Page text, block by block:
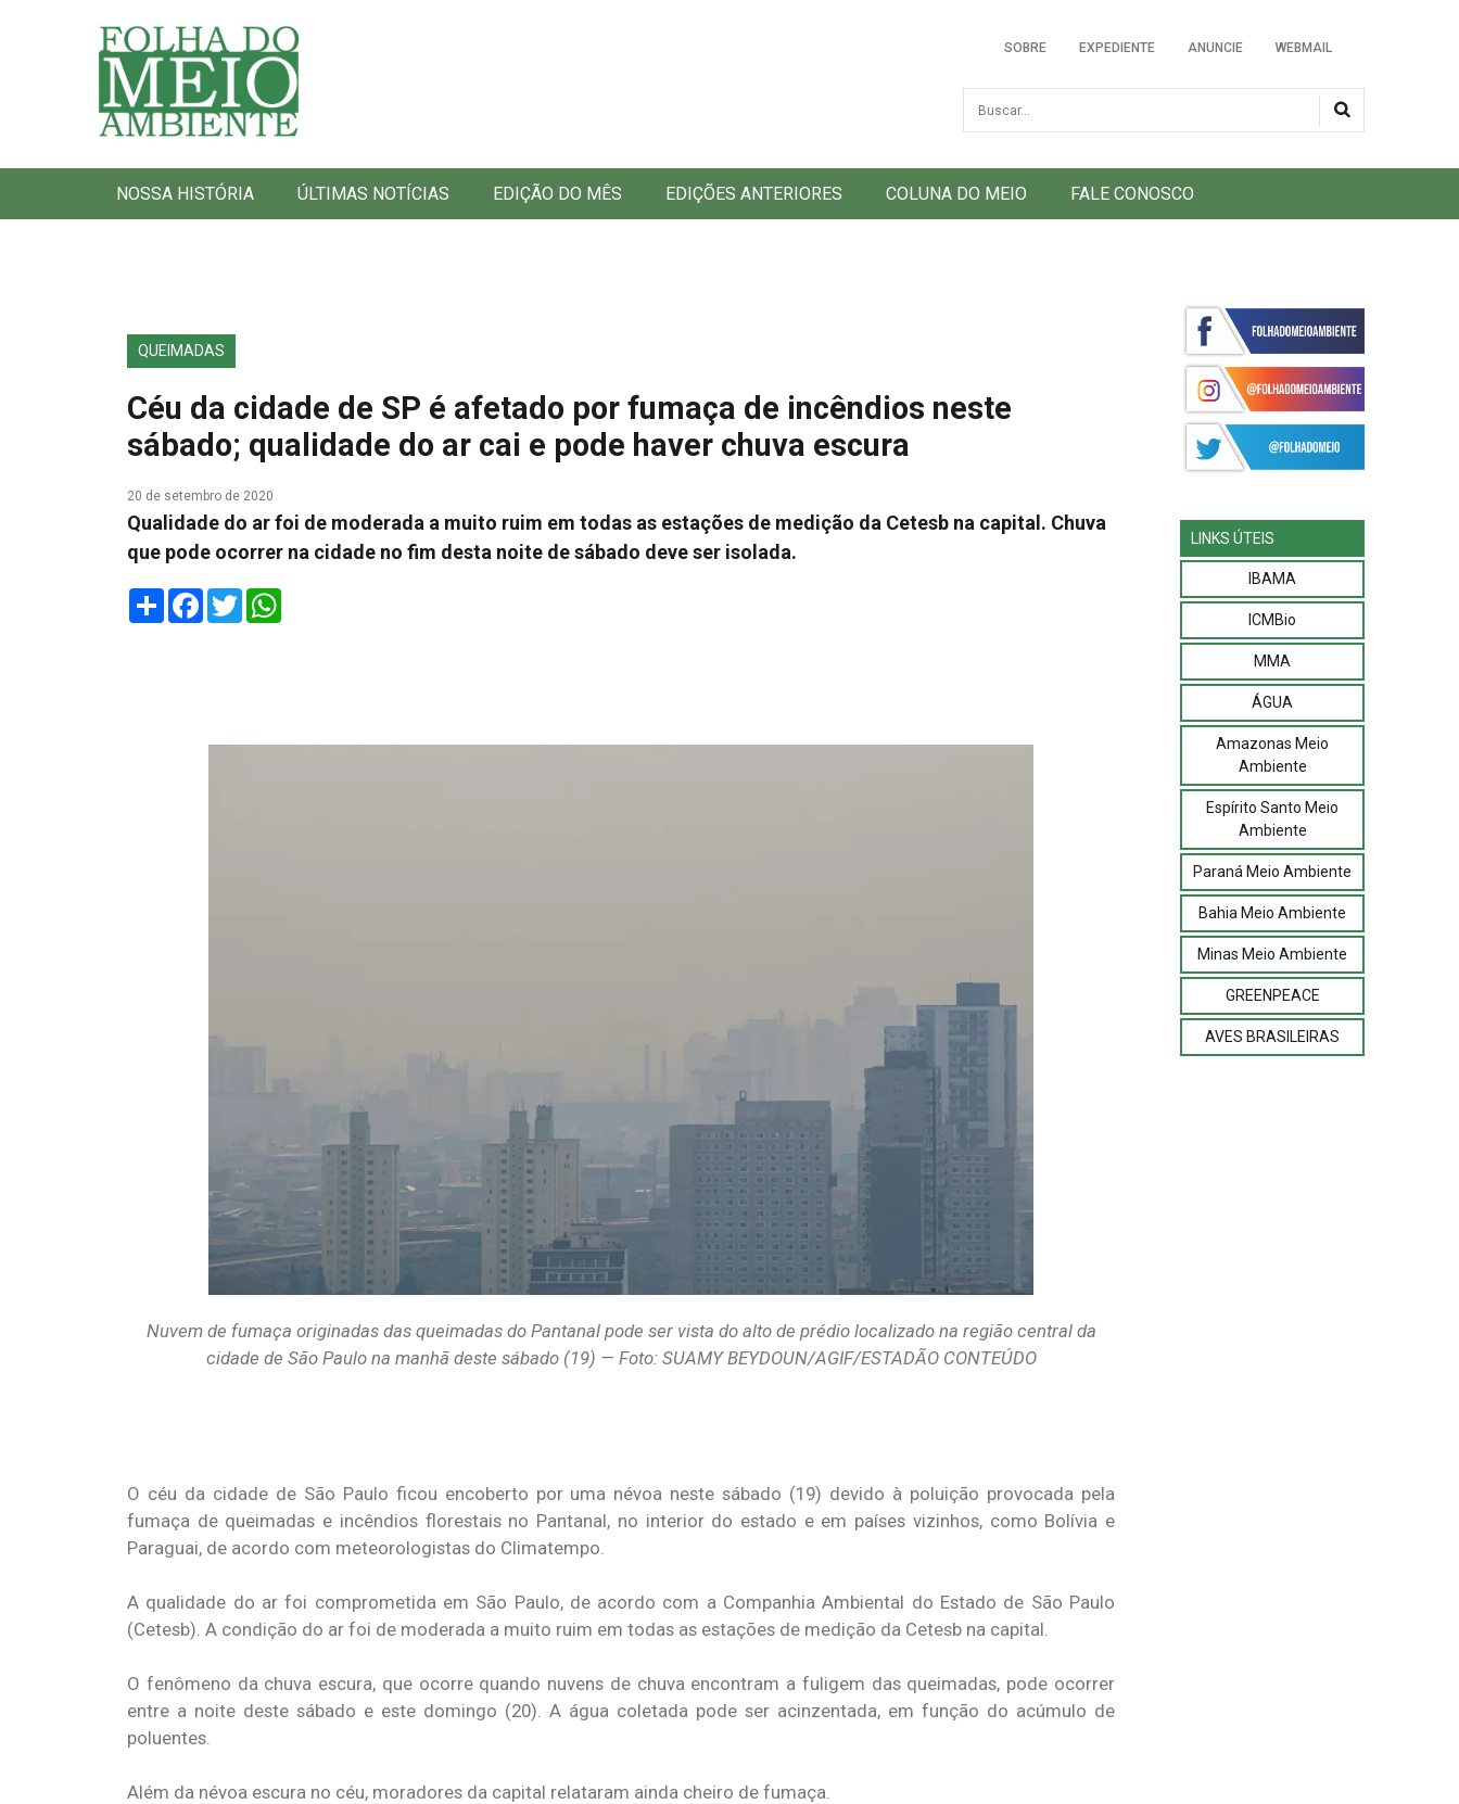
Folha do Meio Ambiente
SOBRE EXPEDIENTE ANUNCIE WEBMAIL
Busca
NOSSA HISTÓRIA ÚLTIMAS NOTÍCIAS EDIÇÃO DO MÊS EDIÇÕES ANTERIORES COLUNA DO MEIO FALE CONOSCO
QUEIMADAS
Céu da cidade de SP é afetado por fumaça de incêndios neste
sábado; qualidade do ar cai e pode haver chuva escura
20 de setembro de 2020
Qualidade do ar foi de moderada a muito ruim em todas as estações de medição da Cetesb na capital. Chuva
que pode ocorrer na cidade no fim desta noite de sábado deve ser isolada.
ShareFacebook
Twitter
Nuvem de fumaça originadas das queimadas do Pantanal pode ser vista do alto de prédio localizado na região central da
cidade de São Paulo na manhã deste sábado (19) — Foto: SUAMY BEYDOUN/AGIF/ESTADÃO CONTEÚDO
O céu da cidade de São Paulo ficou encoberto por uma névoa neste sábado (19) devido à poluição provocada pela
fumaça de queimadas e incêndios florestais no Pantanal, no interior do estado e em países vizinhos, como Bolívia e
Paraguai, de acordo com meteorologistas do Climatempo.
A qualidade do ar foi comprometida em São Paulo, de acordo com a Companhia Ambiental do Estado de São Paulo
(Cetesb). A condição do ar foi de moderada a muito ruim em todas as estações de medição da Cetesb na capital.
O fenômeno da chuva escura, que ocorre quando nuvens de chuva encontram a fuligem das queimadas, pode ocorrer
entre a noite deste sábado e este domingo (20). A água coletada pode ser acinzentada, em função do acúmulo de
poluentes.
Além da névoa escura no céu, moradores da capital relataram ainda cheiro de fumaça.
LINKS ÚTEIS
IBAMA
ICMBio
MMA
ÁGUA
Amazonas Meio
Ambiente
Espírito Santo Meio
Ambiente
Paraná Meio Ambiente
Bahia Meio Ambiente
Minas Meio Ambiente
GREENPEACE
AVES BRASILEIRAS